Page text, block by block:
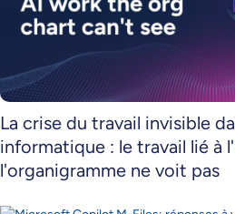
La crise du travail invisible
informatique : le travail lié à
l'organigramme ne voit pas